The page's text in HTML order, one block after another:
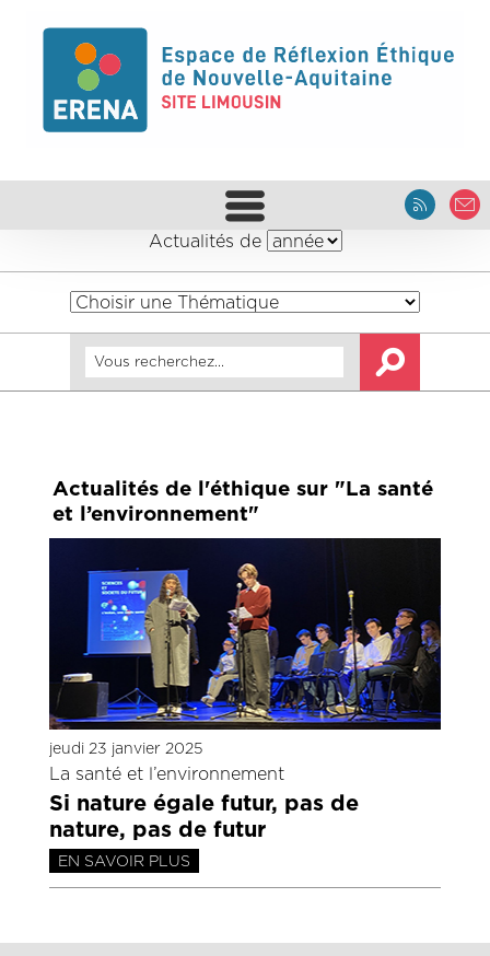
Actualités de
Actualités de l'éthique sur "La santé
et l’environnement"
jeudi 23 janvier 2025
La santé et l’environnement
Si nature égale futur, pas de
nature, pas de futur
EN SAVOIR PLUS